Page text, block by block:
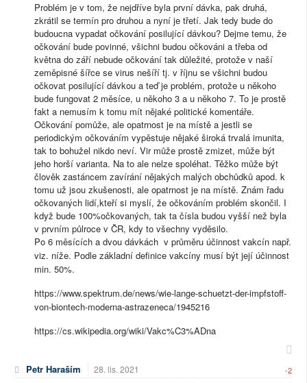
Problém je v tom, že nejdříve byla první dávka, pak druhá,
zkrátil se termín pro druhou a nyní je třetí. Jak tedy bude do
budoucna vypadat očkování posilující dávkou? Dejme temu, že
očkování bude povinné, všichni budou očkováni a třeba od
května do září nebude očkování tak důležité, protože v naší
zeměpisné šířce se virus nešíří tj. v říjnu se všichni budou
očkovat posilující dávkou a teď je problém, protože u někoho
bude fungovat 2 měsíce, u někoho 3 a u někoho 7. To je prostě
fakt a nemusím k tomu mít nějaké politické komentáře.
Očkování pomůže, ale opatrnost je na místě a jestli se
periodickým očkováním vypěstuje nějaké široká trvalá imunita,
tak to bohužel nikdo neví. Vir může prostě zmizet, může být
jeho horší varianta. Na to ale nelze spoléhat. Těžko může být
člověk zastáncem zavírání nějakých malých obchůdků apod. k
tomu už jsou zkušenosti, ale opatrnost je na místě. Znám řadu
očkovaných lidí,kteří si myslí, že očkováním problém skončil. I
když bude 100%očkovaných, tak ta čísla budou vyšší než byla
v prvním půlroce v ČR, kdy to všechny vyděsilo.
Po 6 měsících a dvou dávkách v průměru účinnost vakcín např.
viz. níže. Podle základní definice vakcíny musí být její účinnost
min. 50%.
https://www.spektrum.de/news/wie-lange-schuetzt-der-impfstoff-
von-biontech-moderna-astrazeneca/1945216
https://cs.wikipedia.org/wiki/Vakc%C3%ADna
Petr Haraším 28. lis. 2021 -2